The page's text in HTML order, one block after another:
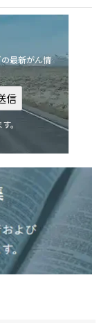
最新がん情
。